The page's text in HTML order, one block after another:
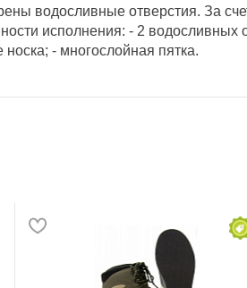
водосливные отверстия. За
исполнения: - 2 водосливных
- многослойная пятка.